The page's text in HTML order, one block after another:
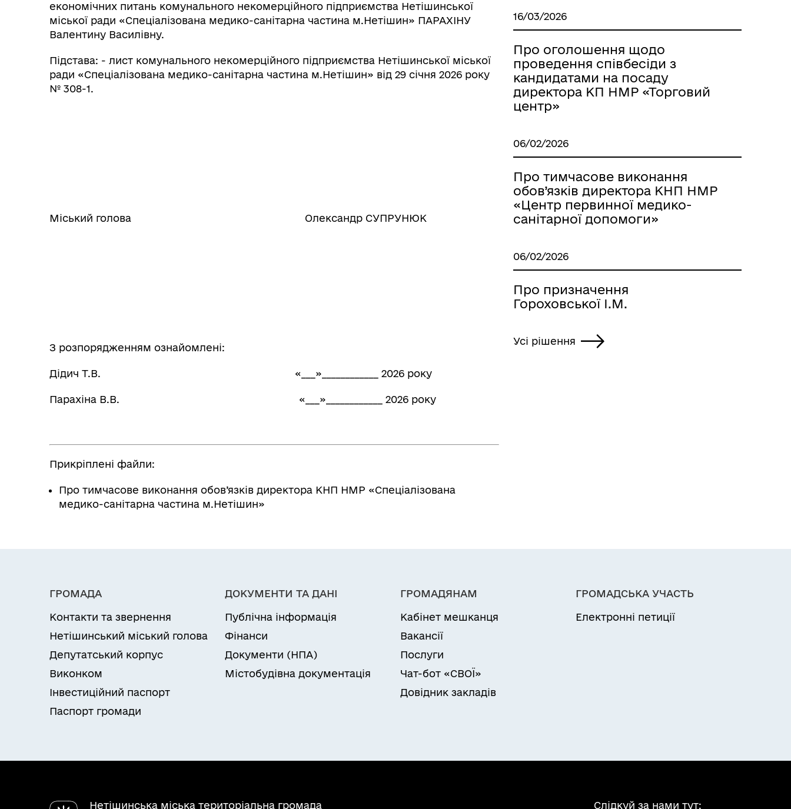
економічних питань комунального некомерційного підприємства Нетішинської
міської ради «Спеціалізована медико-санітарна частина м.Нетішин» ПАРАХІНУ
Валентину Василівну.
Підстава: - лист комунального некомерційного підприємства Нетішинської міської
ради «Спеціалізована медико-санітарна частина м.Нетішин» від 29 січня 2026 року
№ 308-1.
Міський голова Олександр СУПРУНЮК
З розпорядженням ознайомлені:
Дідич Т.В. «___»____________ 2026 року
Парахіна В.В. «___»____________ 2026 року
Прикріплені файли:
Про тимчасове виконання обов’язків директора КНП НМР «Спеціалізована
медико-санітарна частина м.Нетішин»
16/03/2026
Про оголошення щодо
проведення співбесіди з
кандидатами на посаду
директора КП НМР «Торговий
центр»
06/02/2026
Про тимчасове виконання
обов’язків директора КНП НМР
«Центр первинної медико-
санітарної допомоги»
06/02/2026
Про призначення
Гороховської І.М.
Усі рішення
ГРОМАДА
Контакти та звернення
Нетішинський міський голова
Депутатський корпус
Виконком
Інвестиційний паспорт
Паспорт громади
ДОКУМЕНТИ ТА ДАНІ
Публічна інформація
Фінанси
Документи (НПА)
Містобудівна документація
ГРОМАДЯНАМ
Кабінет мешканця
Вакансії
Послуги
Чат-бот «СВОЇ»
Довідник закладів
ГРОМАДСЬКА УЧАСТЬ
Електронні петиції
Нетішинська міська територіальна громада Слідкуй за нами тут: